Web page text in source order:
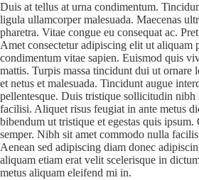
Duis at tellus at urna condimentum.
ligula ullamcorper malesuada. Maecenas
pharetra. Vitae congue eu consequat ac.
Amet consectetur adipiscing elit ut aliquam
condimentum vitae sapien. Euismod quis
mattis. Turpis massa tincidunt dui ut ornare
et netus et malesuada. Tincidunt augue
pellentesque. Duis tristique sollicitudin nibh
facilisi. Aliquet risus feugiat in ante metus
bibendum ut tristique et egestas quis ipsum.
semper. Nibh sit amet commodo nulla
Aenean sed adipiscing diam donec
aliquam etiam erat velit scelerisque in
metus aliquam eleifend mi in.